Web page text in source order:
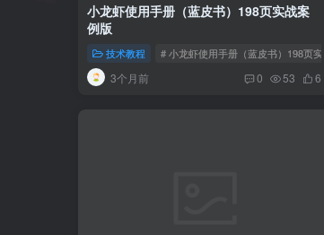
小龙虾使用手册（蓝皮书）198页实战案
例版
技术教程 # 小龙虾使用手册（蓝皮书）198页
3个月前 0 53 6